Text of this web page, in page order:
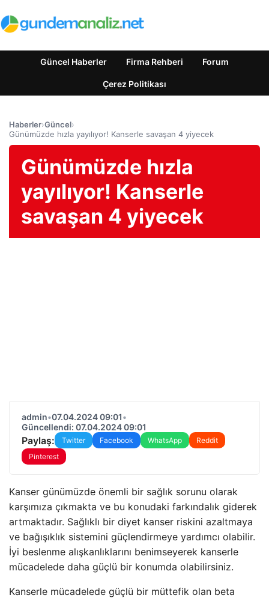
Güncel Haberler Firma Rehberi Forum
Çerez Politikası
Haberler›Güncel›
Günümüzde hızla yayılıyor! Kanserle savaşan 4 yiyecek
Günümüzde hızla
yayılıyor! Kanserle
savaşan 4 yiyecek
admin•07.04.2024 09:01•
Güncellendi: 07.04.2024 09:01
Paylaş: Twitter Facebook WhatsApp
Reddit
Pinterest
Kanser günümüzde önemli bir sağlık sorunu olarak
karşımıza çıkmakta ve bu konudaki farkındalık giderek
artmaktadır. Sağlıklı bir diyet kanser riskini azaltmaya
ve bağışıklık sistemini güçlendirmeye yardımcı olabilir.
İyi beslenme alışkanlıklarını benimseyerek kanserle
mücadelede daha güçlü bir konumda olabilirsiniz.
Kanserle mücadelede güçlü bir müttefik olan beta